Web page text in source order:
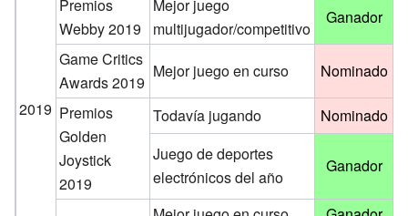
2019
Premios
Webby 2019
Mejor juego
multijugador/competitivo
Ganador
Game Critics
Awards 2019
Mejor juego en curso
Nominado
Premios
Golden
Joystick
2019
Todavía jugando
Nominado
Juego de deportes
electrónicos del año
Ganador